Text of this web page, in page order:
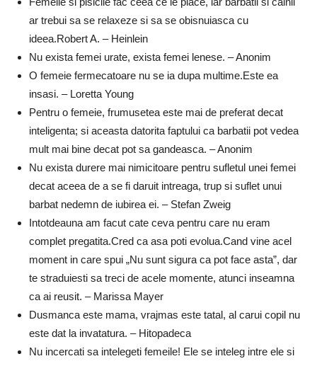
ar trebui sa se relaxeze si sa se obisnuiasca cu
ideea.Robert A. – Heinlein
Nu exista femei urate, exista femei lenese. – Anonim
O femeie fermecatoare nu se ia dupa multime.Este ea
insasi. – Loretta Young
Pentru o femeie, frumusetea este mai de preferat decat
inteligenta; si aceasta datorita faptului ca barbatii pot vedea
mult mai bine decat pot sa gandeasca. – Anonim
Nu exista durere mai nimicitoare pentru sufletul unei femei
decat aceea de a se fi daruit intreaga, trup si suflet unui
barbat nedemn de iubirea ei. – Stefan Zweig
Intotdeauna am facut cate ceva pentru care nu eram
complet pregatita.Cred ca asa poti evolua.Cand vine acel
moment in care spui „Nu sunt sigura ca pot face asta”, dar
te straduiesti sa treci de acele momente, atunci inseamna
ca ai reusit. – Marissa Mayer
Dusmanca este mama, vrajmas este tatal, al carui copil nu
este dat la invatatura. – Hitopadeca
Nu incercati sa intelegeti femeile! Ele se inteleg intre ele si